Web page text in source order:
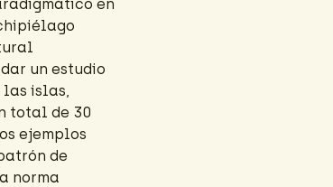
en
un estudio
las islas,
total de 30
ejemplos
de
norma